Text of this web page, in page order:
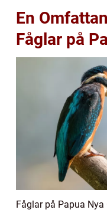
En
Fåglar på
Fåglar på Papua